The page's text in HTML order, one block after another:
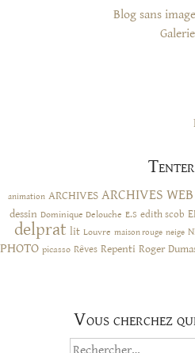
Blog sans
animation ARCHIVES ARCHIVES WEB
dessin Dominique Delouche E.S edith scob
delprat lit Louvre maison rouge neige
PHOTO picasso Rêves Repenti Roger
Vous cherchez
Rechercher :